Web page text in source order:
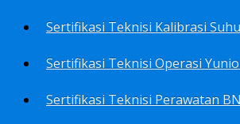
Sertifikasi Teknisi Operasi
Sertifikasi Teknisi Perawatan